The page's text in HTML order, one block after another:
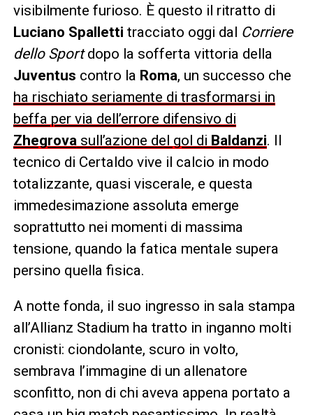
visibilmente furioso. È questo il ritratto di
Luciano Spalletti tracciato oggi dal Corriere
dello Sportdopo la sofferta vittoria della
Juventus contro la Roma, un successo che
ha rischiato seriamente di trasformarsi in
beffa per via dell’errore difensivo di
Zhegrovasull’azione del gol di Baldanzi. Il
tecnico di Certaldo vive il calcio in modo
totalizzante, quasi viscerale, e questa
immedesimazione assoluta emerge
soprattutto nei momenti di massima
tensione, quando la fatica mentale supera
persino quella fisica.
A notte fonda, il suo ingresso in sala stampa
all’Allianz Stadium ha tratto in inganno molti
cronisti: ciondolante, scuro in volto,
sembrava l’immagine di un allenatore
sconfitto, non di chi aveva appena portato a